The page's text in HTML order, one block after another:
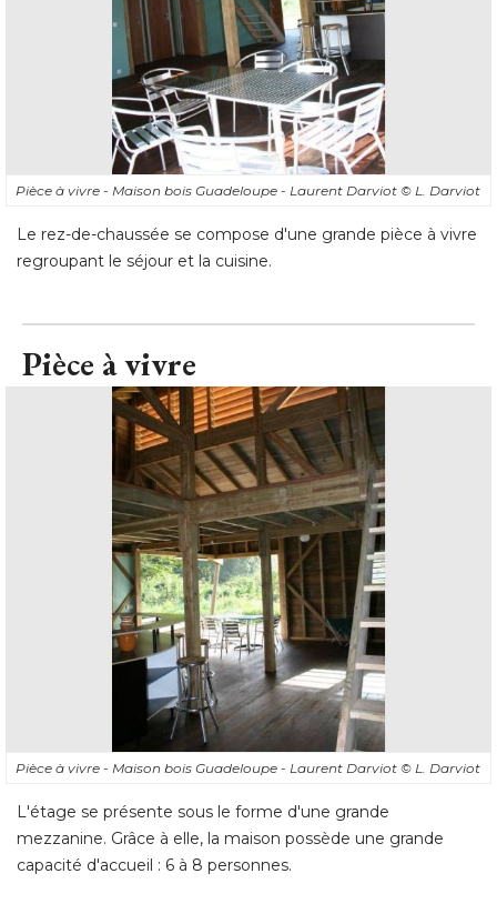
Pièce à vivre - Maison bois Guadeloupe - Laurent Darviot © L. Darviot
Le rez-de-chaussée se compose d'une grande pièce à vivre
regroupant le séjour et la cuisine.
Pièce à vivre
Pièce à vivre - Maison bois Guadeloupe - Laurent Darviot © L. Darviot
L'étage se présente sous le forme d'une grande
mezzanine. Grâce à elle, la maison possède une grande
capacité d'accueil : 6 à 8 personnes.